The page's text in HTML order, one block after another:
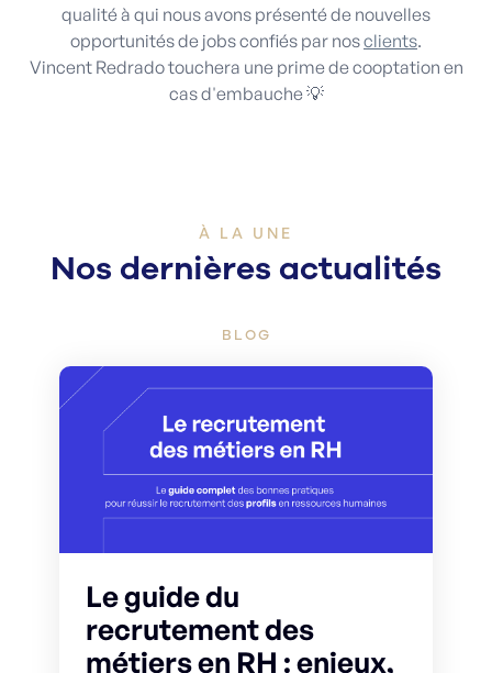
qualité à qui nous avons présenté de nouvelles
opportunités de jobs confiés par nosclients.
Vincent Redrado touchera une prime de cooptation en
cas d'embauche 💡
À LA UNE
Nos dernières actualités
BLOG
Le guide du
recrutement des
métiers en RH : enjeux,